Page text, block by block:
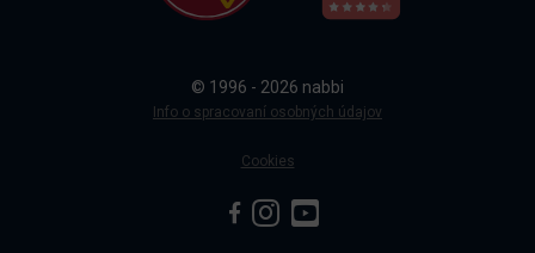
Doprava a platba
Sledovanie objednávky
© 1996 - 2026 nabbi
Info o spracovaní osobných údajov
Cookies